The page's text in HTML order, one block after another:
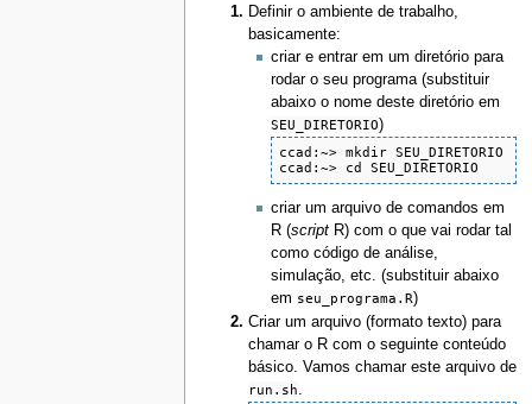
Definir o ambiente de trabalho,
basicamente:
criar e entrar em um diretório para
rodar o seu programa (substituir
abaixo o nome deste diretório em
SEU_DIRETORIO)
ccad:~> mkdir SEU_DIRETORIO
ccad:~> cd SEU_DIRETORIO
criar um arquivo de comandos em
R (script R) com o que vai rodar tal
como código de análise,
simulação, etc. (substituir abaixo
em seu_programa.R)
Criar um arquivo (formato texto) para
chamar o R com o seguinte conteúdo
básico. Vamos chamar este arquivo de
run.sh.